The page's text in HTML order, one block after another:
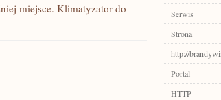
miejsce. Klimatyzator do
Serwis
Strona
http://
Portal
HTTP